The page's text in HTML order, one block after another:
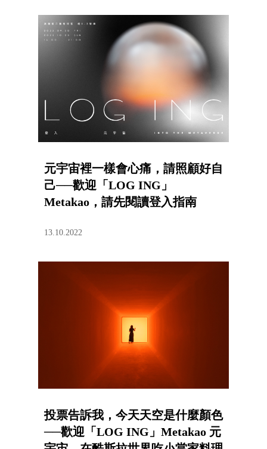
元宇宙裡一樣會心痛，請照顧好自
己──歡迎「LOG ING」
Metakao，請先閱讀登入指南
13.10.2022
投票告訴我，今天天空是什麼顏色
──歡迎「LOG ING」Metakao 元